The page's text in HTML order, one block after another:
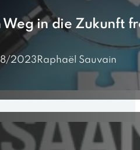
Weg in die Zukunft
2023 Raphaël Sauvain